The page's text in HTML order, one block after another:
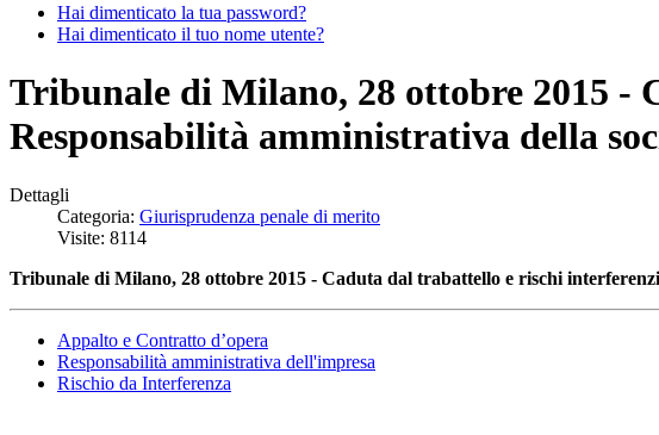
Hai dimenticato la tua password?
Hai dimenticato il tuo nome utente?
Tribunale di Milano, 28 ottobre 2015
Responsabilità amministrativa della
Dettagli
Categoria: Giurisprudenza penale di merito
Visite: 8114
Tribunale di Milano, 28 ottobre 2015 - Caduta dal trabattello e rischi
Appalto e Contratto d’opera
Responsabilità amministrativa dell'impresa
Rischio da Interferenza